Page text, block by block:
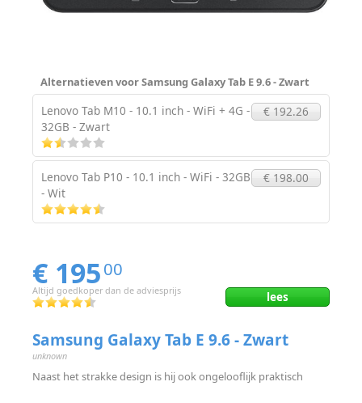
Alternatieven voor Samsung Galaxy Tab E 9.6 - Zwart
Lenovo Tab M10 - 10.1 inch - WiFi + 4G -
32GB - Zwart
€ 192.26
Lenovo Tab P10 - 10.1 inch - WiFi - 32GB
- Wit
€ 198.00
€ 19500
Altijd goedkoper dan de adviesprijs lees
Samsung Galaxy Tab E 9.6 - Zwart
unknown
Naast het strakke design is hij ook ongelooflijk praktisch